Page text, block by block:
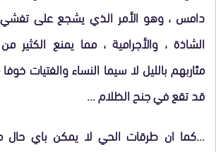
دامس ، وهو الأمر الذي يشجع على تفشي
الشاذة ، والأجرامية ، مما يمنع
مئاربهم بالليل لا سيما النساء والفتيات
قد تقع في جنح الظلام …
…كما ان طرقات الحي لا يمكن باي حال من